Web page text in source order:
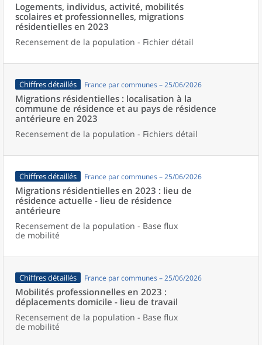
Logements, individus, activité, mobilités
scolaires et professionnelles, migrations
résidentielles en 2023
Recensement de la population - Fichier détail
Chiffres détaillés France par communes – 25/06/2026
Migrations résidentielles : localisation à la
commune de résidence et au pays de résidence
antérieure en 2023
Recensement de la population - Fichiers détail
Chiffres détaillés France par communes – 25/06/2026
Migrations résidentielles en 2023 : lieu de
résidence actuelle - lieu de résidence
antérieure
Recensement de la population - Base flux
de mobilité
Chiffres détaillés France par communes – 25/06/2026
Mobilités professionnelles en 2023 :
déplacements domicile - lieu de travail
Recensement de la population - Base flux
de mobilité